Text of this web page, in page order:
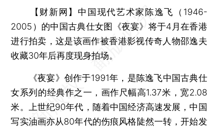
【财新网】 中国现代艺术家陈逸飞（1946-
2005）的中国古典仕女图《夜宴》将于4月在香港
进行拍卖，这是该画作被香港影视传奇人物邵逸夫
收藏30年后再度现身拍场。
《夜宴》创作于1991年，是陈逸飞中国古典仕
女系列的经典作之一，画作尺幅高1.37米，宽2.08
米。上世纪90年代，随着中国经济高速发展，中国
写实油画亦从80年代的伤痕风格陡然一转，开始发